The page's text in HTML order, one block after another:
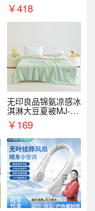
工福利端午伴手礼企
业定制
￥418
无印良品锦氨凉感冰
淇淋大豆夏被MJ-B2
025-0193
￥169